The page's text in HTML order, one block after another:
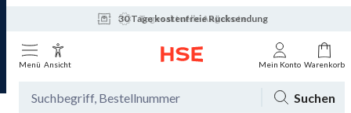
30 Tage kostenfreie Rücksendung
Tagesaktuelle Angebote
Menü Ansicht Mein Konto Warenkorb
Suchen